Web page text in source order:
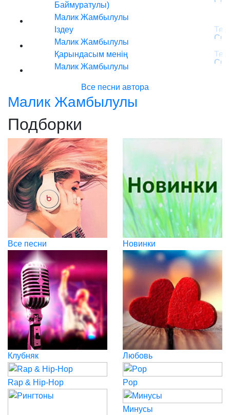
Баймуратулы)
Малик Жамбылулы
Іздеу
Малик Жамбылулы
Қарындасым менің
Малик Жамбылулы
Все песни автора
Малик Жамбылулы
Подборки
Все песни Новинки
Клубняк Любовь
Rap & Hip-Hop Pop
Минусы